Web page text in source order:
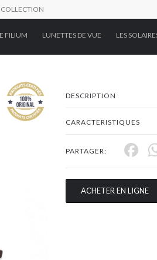
FILIUM LUNETTES DE VUE LES
DESCRIPTION
CARACTERISTIQUES
PARTAGER:
ACHETER EN LIGNE